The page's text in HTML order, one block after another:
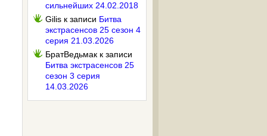
сильнейших 24.02.2018
Gilis к записи Битва
экстрасенсов 25 сезон 4
серия 21.03.2026
БратВедьмак к записи
Битва экстрасенсов 25
сезон 3 серия
14.03.2026